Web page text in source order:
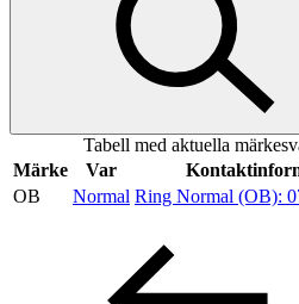
Evenemang
Erbjudanden
Inspiration
Tabell med aktuella
Märke
Var
OB
Normal Ring Normal (OB):